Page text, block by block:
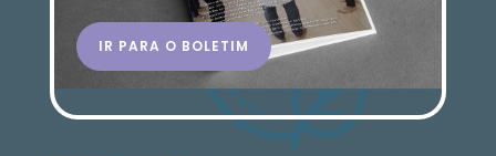
IR PARA O BOLETIM